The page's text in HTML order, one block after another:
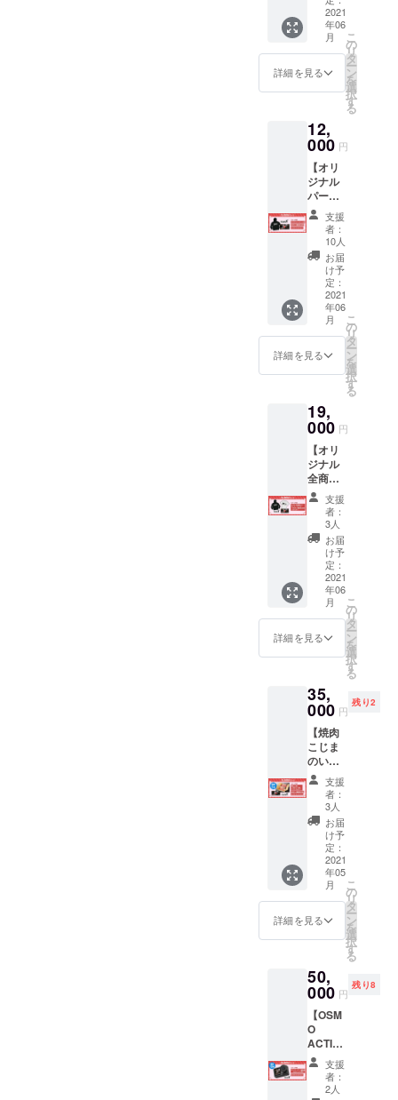
受注生
産のた
め、お
届けに
をいた
だきま
確定後
の返
金・
キャン
セル・
交換
は、対
応いた
しかね
ますの
で、何
卒ご了
承くだ
さい。
する
キャッ
プと同
じにな
りま
※Tsukki
ダンス
動画を
mp4形
式で
メール
にて送
らせて
いただ
きま
す。 ※
ステッ
カー
サイ
ズ：約
H5cm×
W10cm
※デザイ
ンは変
がござ
いま
す。 ※
受注生
産のた
め、お
届けに
お時間
をいた
だきま
す。 ※
ご支援
確定後
の返
金・
セル・
交換
しかね
ますの
で、何
卒ご了
承くだ
さい。
い。
※Tsukki
による
ダンス
動画を
にて送
らせて
いただ
きま
す。 ※
ステッ
カー
サイ
ズ：約
H5cm×
W10cm
※デザイ
ンは変
更にな
る場合
がござ
いま
め、お
届けに
お時間
をいた
だきま
す。 ※
ご支援
確定後
の返
金・
キャン
セル・
交換
は、対
応いた
ますの
で、何
さい。
き、限
定10名
追加！
・焼肉
こじま
手作り
ロース
フたっ
ぷり1kg
ｾｯﾄ ・お
礼ダン
ス動画
（30
秒） ・
オリジ
ナル ス
テッ
カー（1
枚） ※
ロース
トビー
フ 商
品を受
け取り
で保存
してく
ださ
い。
ロース
トビー
フソー
スは7～
9個付き
です(お
肉の個
数分)。
※Tsukki
による
ダンス
動画を
mp4形
らせて
いただ
きま
す。 ※
ステッ
カー
サイ
ズ：約
H5cm×
W10cm
デザ
インは
変更に
なる場
合がご
す。
受注生
届けに
お時間
をいた
だきま
す。 ※
ご支援
確定後
の返
金・
2021
年06
月
詳細を見る
こ
の
リ
タ
ー
ン
を
選
択
す
る
12,
000 円
【オリ
ジナル
パー
カー】
・オリ
ジナル
パー
カー（1
枚） ・
お礼ダ
ンス動
画（30
秒） ・
オリジ
ナル ス
テッ
枚） ※
パー
カー
デザイ
ンは前
面のみ
です。
サイ
ズは大
人
M,L,XL
よりお
選び下
さい。
※Tsukki
による
ダンス
メール
にて送
らせて
いただ
きま
す。 ※
ステッ
カー
サイ
ズ：約
H5cm×
W10cm
※デザイ
ンは変
更にな
る場合
がござ
産のた
め、お
届けに
お時間
をいた
だきま
す。 ※
ご支援
確定後
支援
者：
10人
お届
け予
定：
2021
年06
月
詳細を見る
こ
の
リ
タ
ー
ン
を
選
択
す
る
19,
000 円
【オリ
ジナル
全商品
セッ
ト】 ・
オリジ
ナル
パー
カー（1
枚） ・
オリジ
ナル T
シャツ
（1枚）
・お礼
ダンス
（30
秒） ・
オリジ
ナル ス
テッ
カー（1
枚） ※
パー
カー
デザイ
ンは前
面のみ
です。
サイ
ズは大
人
M,L,XL
※Tシャ
ツ デ
ザイン
は前面
のみで
す。
サイズ
は大人
S,M,Lよ
支援
者：
3人
お届
け予
定：
2021
年06
月
詳細を見る
こ
の
リ
タ
ー
ン
を
選
択
す
る
35,
000 円
残り2
【焼肉
こじま
のいい
肉ギフ
ト-極-
たっぷ
り1kgｾｯ
ﾄ】 ・焼
肉こじ
まのい
い肉ギ
フト-極-
たっぷ
り1kgｾｯ
ﾄ ・お礼
ダンス
（30
秒） ・
オリジ
ナル ス
テッ
カー（1
枚） ※
いい肉
ギフト-
支援
者：
3人
お届
け予
定：
2021
年05
月
詳細を見る
こ
の
リ
タ
ー
ン
を
選
択
す
る
50,
000 円
残り8
【OSM
O
ACTIO
N～あな
ただけ
へのダ
支援
者：
2人